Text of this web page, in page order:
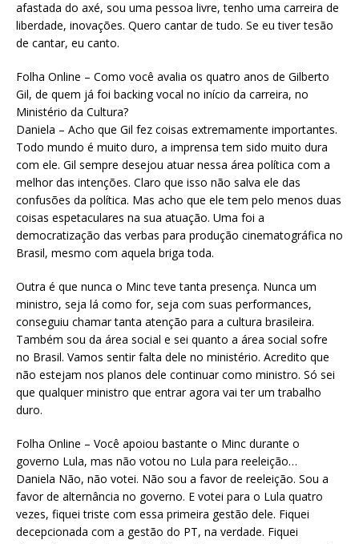
afastada do axé, sou uma pessoa livre, tenho uma carreira de
liberdade, inovações. Quero cantar de tudo. Se eu tiver tesão
de cantar, eu canto.
Folha Online – Como você avalia os quatro anos de Gilberto
Gil, de quem já foi backing vocal no início da carreira, no
Ministério da Cultura?
Daniela – Acho que Gil fez coisas extremamente importantes.
Todo mundo é muito duro, a imprensa tem sido muito dura
com ele. Gil sempre desejou atuar nessa área política com a
melhor das intenções. Claro que isso não salva ele das
confusões da política. Mas acho que ele tem pelo menos duas
coisas espetaculares na sua atuação. Uma foi a
democratização das verbas para produção cinematográfica no
Brasil, mesmo com aquela briga toda.
Outra é que nunca o Minc teve tanta presença. Nunca um
ministro, seja lá como for, seja com suas performances,
conseguiu chamar tanta atenção para a cultura brasileira.
Também sou da área social e sei quanto a área social sofre
no Brasil. Vamos sentir falta dele no ministério. Acredito que
não estejam nos planos dele continuar como ministro. Só sei
que qualquer ministro que entrar agora vai ter um trabalho
duro.
Folha Online – Você apoiou bastante o Minc durante o
governo Lula, mas não votou no Lula para reeleição…
Daniela Não, não votei. Não sou a favor de reeleição. Sou a
favor de alternância no governo. E votei para o Lula quatro
vezes, fiquei triste com essa primeira gestão dele. Fiquei
decepcionada com a gestão do PT, na verdade. Fiquei